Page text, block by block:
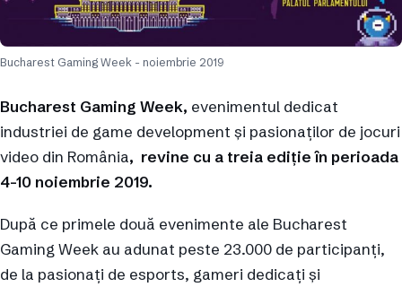
Bucharest Gaming Week - noiembrie 2019
Bucharest Gaming Week, evenimentul dedicat
industriei de game development și pasionaților de jocuri
video din România, revine cu a treia ediție în perioada
4-10 noiembrie 2019.
După ce primele două evenimente ale Bucharest
Gaming Week au adunat peste 23.000 de participanți,
de la pasionați de esports, gameri dedicați și